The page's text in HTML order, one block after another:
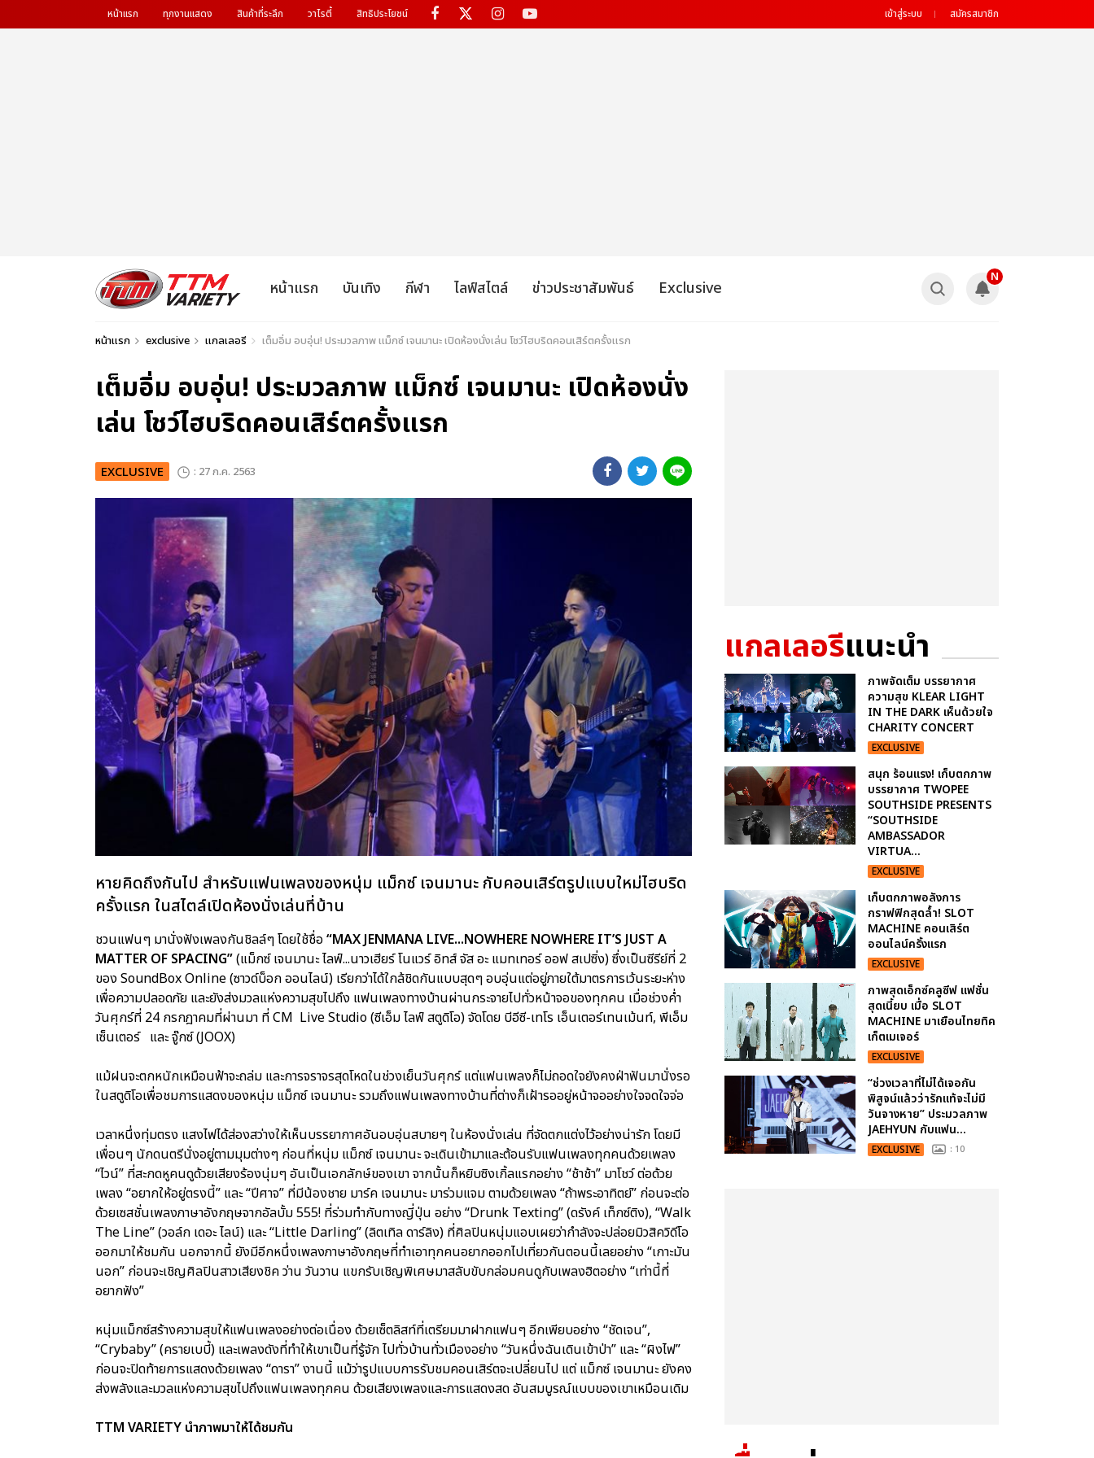
หน้าแรก ทุกงานแสดง สินค้าที่ระลึก วาไรตี้ สิทธิประโยชน์ เข้าสู่ระบบ สมัครสมาชิก
หน้าแรก บันเทิง กีฬา ไลฟ์สไตล์ ข่าวประชาสัมพันธ์ Exclusive
N
หน้าแรก exclusive แกลเลอรี เต็มอิ่ม อบอุ่น! ประมวลภาพ แม็กซ์ เจนมานะ เปิดห้องนั่งเล่น โชว์ไฮบริดคอนเสิร์ตครั้งแรก
เต็มอิ่ม อบอุ่น! ประมวลภาพ แม็กซ์ เจนมานะ เปิดห้องนั่ง
เล่น โชว์ไฮบริดคอนเสิร์ตครั้งแรก
EXCLUSIVE : 27 ก.ค. 2563
หายคิดถึงกันไป สำหรับแฟนเพลงของหนุ่ม แม็กซ์ เจนมานะ กับคอนเสิร์ตรูปแบบใหม่ไฮบริด
ครั้งแรก ในสไตล์เปิดห้องนั่งเล่นที่บ้าน
ชวนแฟนๆ มานั่งฟังเพลงกันชิลล์ๆ โดยใช้ชื่อ “MAX JENMANA LIVE...NOWHERE NOWHERE IT’S JUST A
MATTER OF SPACING”(แม็กซ์ เจนมานะ ไลฟ์...นาวเฮียร์ โนแวร์ อิทส์ จัส อะ แมทเทอร์ ออฟ สเปซิ่ง) ซึ่งเป็นซีรีย์ที่ 2
ของ SoundBox Online (ซาวด์บ็อก ออนไลน์) เรียกว่าได้ใกล้ชิดกันแบบสุดๆ อบอุ่นแต่อยู่ภายใต้มาตรการเว้นระยะห่าง
เพื่อความปลอดภัย และยังส่งมวลแห่งความสุขไปถึง แฟนเพลงทางบ้านผ่านกระจายไปทั่วหน้าจอของทุกคน เมื่อช่วงค่ำ
วันศุกร์ที่ 24 กรกฎาคมที่ผ่านมา ที่ CM Live Studio (ซีเอ็ม ไลฟ์ สตูดิโอ) จัดโดย บีอีซี-เทโร เอ็นเตอร์เทนเม้นท์, พีเอ็ม
เซ็นเตอร์ และ จู๊กซ์ (JOOX)
แม้ฝนจะตกหนักเหมือนฟ้าจะถล่ม และการจราจรสุดโหดในช่วงเย็นวันศุกร์ แต่แฟนเพลงก็ไม่ถอดใจยังคงฝ่าฟันมานั่งรอ
ในสตูดิโอเพื่อชมการแสดงของหนุ่ม แม็กซ์ เจนมานะ รวมถึงแฟนเพลงทางบ้านที่ต่างก็เฝ้ารออยู่หน้าจออย่างใจจดใจจ่อ
เวลาหนึ่งทุ่มตรง แสงไฟได้ส่องสว่างให้เห็นบรรยากาศอันอบอุ่นสบายๆ ในห้องนั่งเล่น ที่จัดตกแต่งไว้อย่างน่ารัก โดยมี
เพื่อนๆ นักดนตรีนั่งอยู่ตามมุมต่างๆ ก่อนที่หนุ่ม แม็กซ์ เจนมานะ จะเดินเข้ามาและต้อนรับแฟนเพลงทุกคนด้วยเพลง
“ไวน์” ที่สะกดหูคนดูด้วยเสียงร้องนุ่มๆ อันเป็นเอกลักษ์ของเขา จากนั้นก็หยิบซิงเกิ้ลแรกอย่าง “ช้าช้า” มาโชว์ ต่อด้วย
เพลง “อยากให้อยู่ตรงนี้” และ “ปีศาจ” ที่มีน้องชาย มาร์ค เจนมานะ มาร่วมแจม ตามด้วยเพลง “ถ้าพระอาทิตย์” ก่อนจะต่อ
ด้วยเซสชั่นเพลงภาษาอังกฤษจากอัลบั้ม 555! ที่ร่วมทำกับทางญี่ปุ่น อย่าง “Drunk Texting” (ดรังค์ เท็กซ์ติง), “Walk
The Line” (วอล์ก เดอะ ไลน์) และ “Little Darling” (ลิตเทิล ดาร์ลิง) ที่ศิลปินหนุ่มแอบเผยว่ากำลังจะปล่อยมิวสิควิดีโอ
ออกมาให้ชมกัน นอกจากนี้ ยังมีอีกหนึ่งเพลงภาษาอังกฤษที่ทำเอาทุกคนอยากออกไปเที่ยวกันตอนนี้เลยอย่าง “เกาะมัน
นอก” ก่อนจะเชิญศิลปินสาวเสียงชิค ว่าน วันวาน แขกรับเชิญพิเศษมาสลับขับกล่อมคนดูกับเพลงฮิตอย่าง “เท่านี้ที่
อยากฟัง”
หนุ่มแม็กซ์สร้างความสุขให้แฟนเพลงอย่างต่อเนื่อง ด้วยเซ็ตลิสท์ที่เตรียมมาฝากแฟนๆ อีกเพียบอย่าง “ชัดเจน”,
“Crybaby” (ครายเบบี้) และเพลงดังที่ทำให้เขาเป็นที่รู้จัก ไปทั่วบ้านทั่วเมืองอย่าง “วันหนึ่งฉันเดินเข้าป่า” และ “ผิงไฟ”
ก่อนจะปิดท้ายการแสดงด้วยเพลง “ดารา” งานนี้ แม้ว่ารูปแบบการรับชมคอนเสิร์ตจะเปลี่ยนไป แต่ แม็กซ์ เจนมานะ ยังคง
ส่งพลังและมวลแห่งความสุขไปถึงแฟนเพลงทุกคน ด้วยเสียงเพลงและการแสดงสด อันสมบูรณ์แบบของเขาเหมือนเดิม
TTM VARIETY นำภาพมาให้ได้ชมกัน
แกลเลอรีแนะนำ
ภาพจัดเต็ม บรรยากาศ
ความสุข KLEAR LIGHT
IN THE DARK เห็นด้วยใจ
CHARITY CONCERT
EXCLUSIVE
สนุก ร้อนแรง! เก็บตกภาพ
บรรยากาศ TWOPEE
SOUTHSIDE PRESENTS
“SOUTHSIDE
AMBASSADOR
VIRTUA...
EXCLUSIVE
เก็บตกภาพอลังการ
กราฟฟิกสุดล้ำ! SLOT
MACHINE คอนเสิร์ต
ออนไลน์ครั้งแรก
EXCLUSIVE
ภาพสุดเอ็กซ์คลูซีฟ แฟชั่น
สุดเนี้ยบ เมื่อ SLOT
MACHINE มาเยือนไทยทิค
เก็ตเมเจอร์
EXCLUSIVE
“ช่วงเวลาที่ไม่ได้เจอกัน
พิสูจน์แล้วว่ารักแท้จะไม่มี
วันจางหาย” ประมวลภาพ
JAEHYUN กับแฟน...
EXCLUSIVE : 10